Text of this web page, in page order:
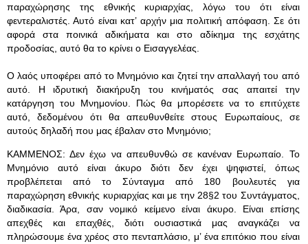
παραχώρησης της εθνικής κυριαρχίας, λόγω του ότι είναι
φεντεραλιστές. Αυτό είναι κατ’ αρχήν μια πολιτική απόφαση. Σε ότι
αφορά στα ποινικά αδικήματα και στο αδίκημα της εσχάτης
προδοσίας, αυτό θα το κρίνει ο Εισαγγελέας.
Ο λαός υποφέρει από το Μνημόνιο και ζητεί την απαλλαγή του από
αυτό. Η ιδρυτική διακήρυξη του κινήματός σας απαιτεί την
κατάργηση του Μνημονίου. Πώς θα μπορέσετε να το επιτύχετε
αυτό, δεδομένου ότι θα απευθυνθείτε στους Ευρωπαίους, σε
αυτούς δηλαδή που μας έβαλαν στο Μνημόνιο;
ΚΑΜΜΕΝΟΣ: Δεν έχω να απευθυνθώ σε κανέναν Ευρωπαίο. Το
Μνημόνιο αυτό είναι άκυρο διότι δεν έχει ψηφιστεί, όπως
προβλέπεται από το Σύνταγμα από 180 βουλευτές για
παραχώρηση εθνικής κυριαρχίας και με την 28§2 του Συντάγματος,
διαδικασία. Άρα, σαν νομικό κείμενο είναι άκυρο. Είναι επίσης
απεχθές και επαχθές, διότι ουσιαστικά μας αναγκάζει να
πληρώσουμε ένα χρέος στο πενταπλάσιο, μ’ ένα επιτόκιο που είναι